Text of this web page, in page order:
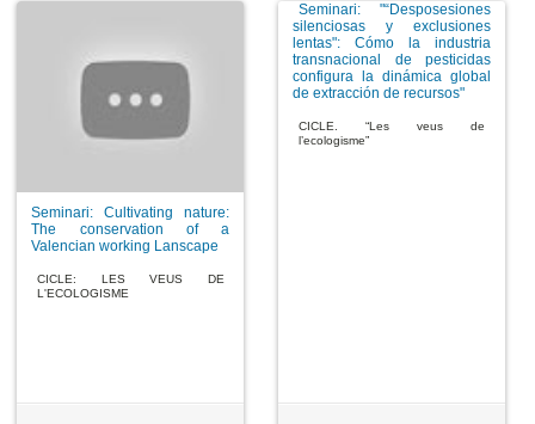
Seminari: Cultivating nature:
The conservation of a
Valencian working Lanscape
CICLE: LES VEUS DE
L'ECOLOGISME
Seminari: "“Desposesiones
silenciosas y exclusiones
lentas": Cómo la industria
transnacional de pesticidas
configura la dinámica global
de extracción de recursos"
CICLE. “Les veus de
l’ecologisme”